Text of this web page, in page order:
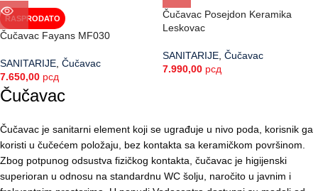
RASPRODATO
Čučavac Fayans MF030
SANITARIJE Čučavac
7.650,00 рсд
Čučavac Posejdon Keramika
Leskovac
SANITARIJE Čučavac
7.990,00 рсд
Čučavac
Čučavac je sanitarni element koji se ugrađuje u nivo poda, korisnik ga
koristi u čučećem položaju, bez kontakta sa keramičkom površinom.
Zbog potpunog odsustva fizičkog kontakta, čučavac je higijenski
superioran u odnosu na standardnu WC šolju, naročito u javnim i